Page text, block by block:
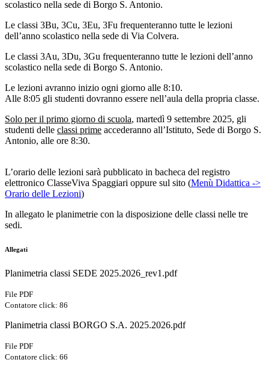
scolastico nella sede di Borgo S. Antonio.
Le classi 3Bu, 3Cu, 3Eu, 3Fu frequenteranno tutte le lezioni
dell’anno scolastico nella sede di Via Colvera.
Le classi 3Au, 3Du, 3Gu frequenteranno tutte le lezioni dell’anno
scolastico nella sede di Borgo S. Antonio.
Le lezioni avranno inizio ogni giorno alle 8:10.
Alle 8:05 gli studenti dovranno essere nell’aula della propria classe.
Solo per il primo giorno di scuola, martedì 9 settembre 2025, gli
studenti delle classi prime accederanno all’Istituto, Sede di Borgo S.
Antonio, alle ore 8:30.
L’orario delle lezioni sarà pubblicato in bacheca del registro
elettronico ClasseViva Spaggiari oppure sul sito (Menù Didattica ->
Orario delle Lezioni)
In allegato le planimetrie con la disposizione delle classi nelle tre
sedi.
Allegati
Planimetria classi SEDE 2025.2026_rev1.pdf
File PDF
Contatore click: 86
Planimetria classi BORGO S.A. 2025.2026.pdf
File PDF
Contatore click: 66